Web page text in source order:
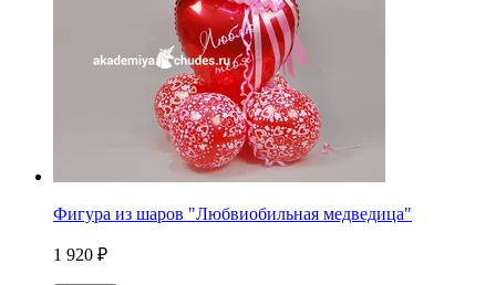
Фигура из шаров "Любвиобильная медведица"
1 920 ₽